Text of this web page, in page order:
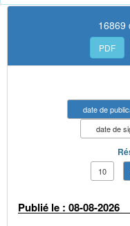
16869
PDF
date de
date de
10
Publié le : 08-08-2026